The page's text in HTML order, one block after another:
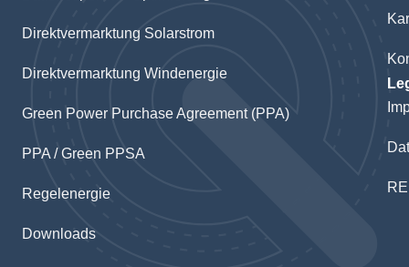
Direktvermarktung Solarstrom
Direktvermarktung Windenergie
Green Power Purchase Agreement (PPA)
PPA / Green PPSA
Regelenergie
Downloads